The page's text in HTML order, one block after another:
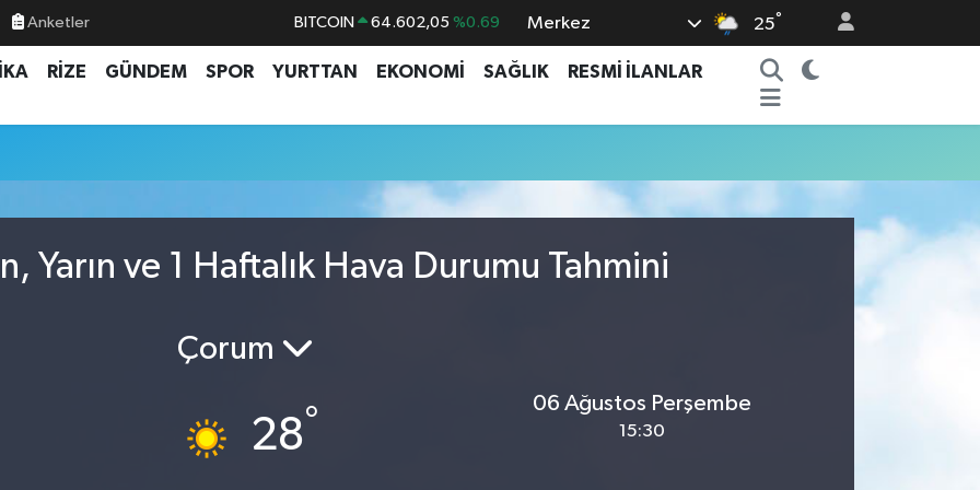
Anketler BITCOIN 64.602,05 %0.69
DOLAR 47,5986 %0.06
GRAM ALTIN 6513.94 %0.32
BİST100 13.768 %48
Merkez 25°
RİZE GÜNDEM SPOR YURTTAN EKONOMİ SAĞLIK
RESMİ İLANLAR
Yarın ve 1 Haftalık Hava Durumu Tahmini
Çorum
28°
06 Ağustos Perşembe
15:30